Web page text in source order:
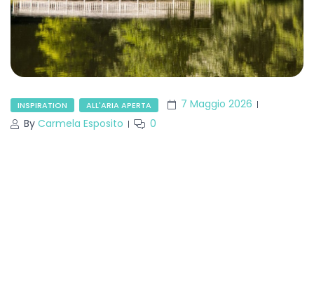
INSPIRATION ALL'ARIA APERTA
7 Maggio 2026
By Carmela Esposito 0